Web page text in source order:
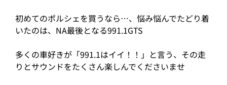
初めてのポルシェを買うなら…、悩み悩んでたどり着
いたのは、NA最後となる991.1GTS
多くの車好きが「991.1はイイ！！」と言う、その走
りとサウンドをたくさん楽しんでくださいませ